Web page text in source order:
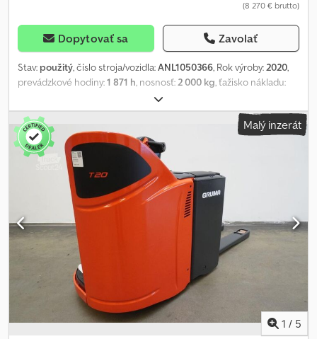
(8 270 € brutto)
Dopytovať sa Zavolať
Stav: použitý, číslo stroja/vozidla:ANL1050366, Rok výroby: 2020,
prevádzkové hodiny:1 871 h , nosnosť: 2 000 kg , ťažisko nákladu:
345 Ach
nosiča vidlíc:560 mm, dĺžka vidlíc:1 150 mm, pohotovostná
hmotnosť:
, celková šírka:790 mm,
palivo: elektrina, - Aquamatic na batériu - Vozidlová zástrčka REMA
160A - Vertikálna výmena batérie Cjdpfxezif Atj Adtjrf - Vidlicové
vyhotovenie 560 - 1150 mm - Obmedzovač rýchlosti: 10 km/h -
Držiak s písacou doskou - Kontrola prístupu: kľúčový spínač - e-
driver (ovládanie jednou rukou) - LSP 0.6
Malý inzerát
1 / 5